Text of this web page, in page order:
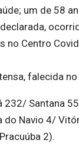
um de 58
Centro
falecida
232/ Santana
do Navio 4/
2).